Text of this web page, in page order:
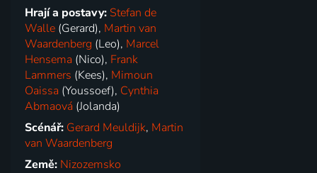
Hrají a postavy: Stefan de
Walle (Gerard), Martin van
Waardenberg (Leo), Marcel
Hensema (Nico), Frank
Lammers (Kees), Mimoun
Oaissa (Youssoef), Cynthia
Abmaová (Jolanda)
Scénář: Gerard Meuldijk, Martin
van Waardenberg
Země: Nizozemsko